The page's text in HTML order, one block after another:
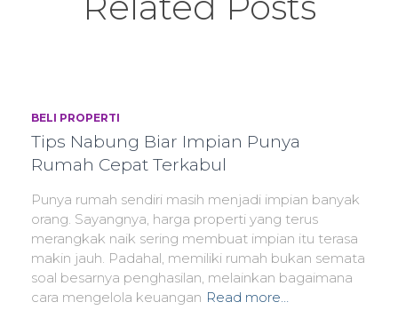
BELI PROPERTI
Tips Nabung Biar Impian Punya
Rumah Cepat Terkabul
Punya rumah sendiri masih menjadi impian banyak
orang. Sayangnya, harga properti yang terus
merangkak naik sering membuat impian itu terasa
makin jauh. Padahal, memiliki rumah bukan semata
soal besarnya penghasilan, melainkan bagaimana
cara mengelola keuangan Read more…